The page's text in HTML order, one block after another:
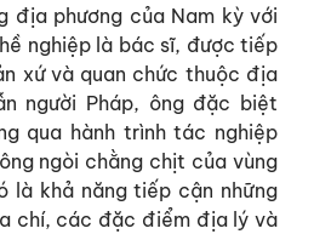
địa phương của Nam kỳ với
nghiệp là bác sĩ, được tiếp
xứ và quan chức thuộc địa
người Pháp, ông đặc biệt
qua hành trình tác nghiệp
ngòi chằng chịt của vùng
là khả năng tiếp cận những
chí, các đặc điểm địa lý và